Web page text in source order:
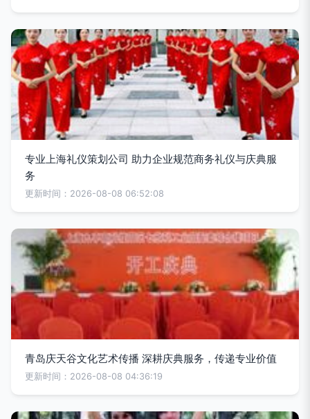
专业上海礼仪策划公司 助力企业规范商务礼仪与庆典服
务
更新时间：2026-08-08 06:52:08
青岛庆天谷文化艺术传播 深耕庆典服务，传递专业价值
更新时间：2026-08-08 04:36:19